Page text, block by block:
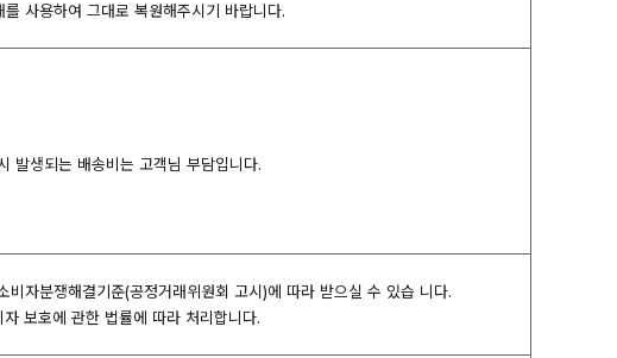
사용하여 그대로 복원해주시기 바랍니다.
발생되는 배송비는 고객님 부담입니다.
자분쟁해결기준(공정거래위원회 고시)에 따라 받으실 수 있습 니다.
보호에 관한 법률에 따라 처리합니다.